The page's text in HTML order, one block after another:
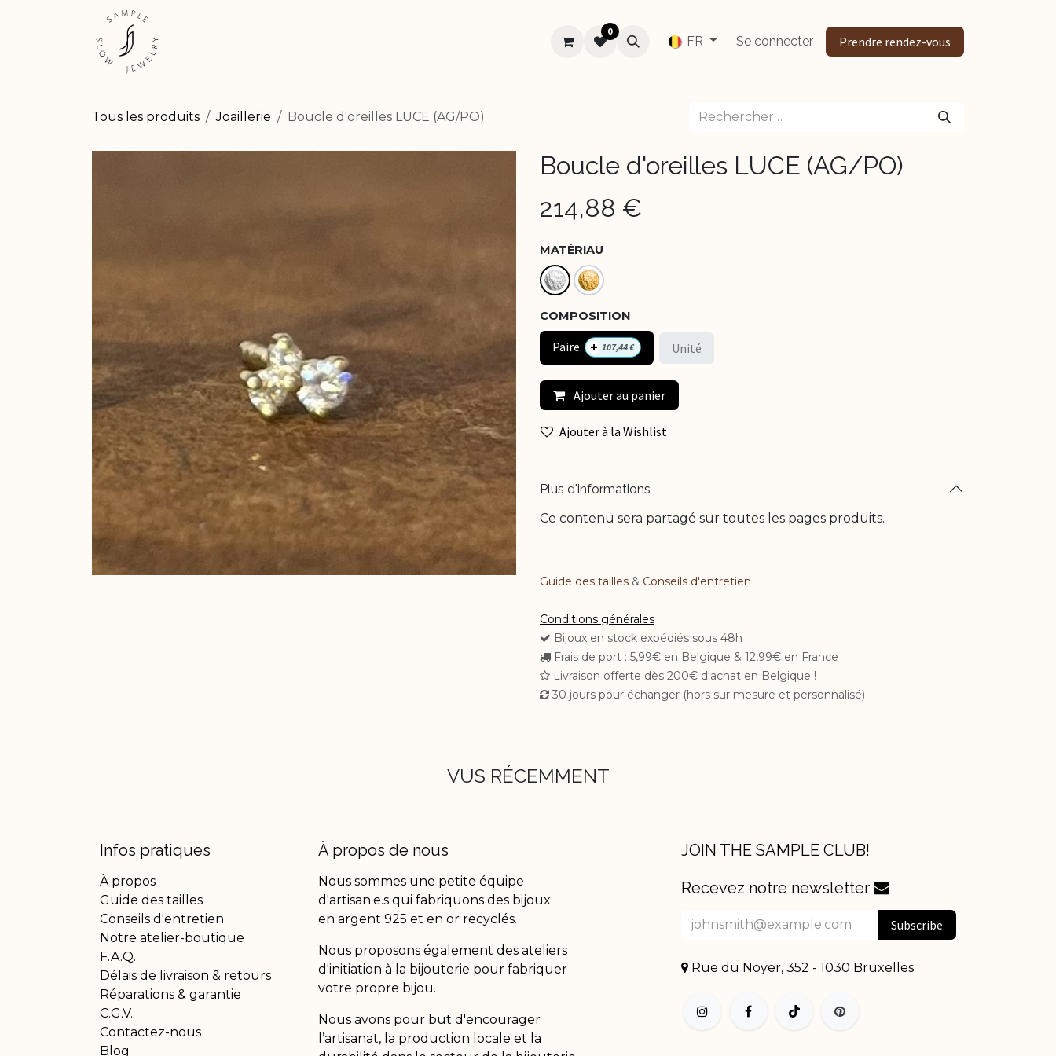
À PROPOS Aide
0
FR Se connecter Prendre rendez-vous
Tous les produits Joaillerie Boucle d'oreilles LUCE (AG/PO)
Boucle d'oreilles LUCE (AG/PO)
214,88 €
MATÉRIAU
COMPOSITION
Paire + 107,44€ Unité
Ajouter au panier
Ajouter à la Wishlist
Plus d'informations
Ce contenu sera partagé sur toutes les pages produits.
Guide des tailles & Conseils d'entretien​
Conditions générales
Bijoux en stock expédiés sous 48h
Frais de port : 5,99€ en Belgique & 12,99€ en France
Livraison offerte dès 200€ d'achat en Belgique !
30 jours pour échanger (hors sur mesure et personnalisé)
VUS RÉCEMMENT
Infos pratiques
À propos
Guide des tailles
Conseils d'entretien
Notre atelier-boutique
F.A.Q.
Délais de livraison & retours
Réparations & garantie
C.G.V.
Contactez-nous
Blog
À propos de nous
Nous sommes une petite équipe
d'artisan.e.s qui fabriquons des bijoux
en argent 925 et en or recyclés.
Nous proposons également des ateliers
d'initiation à la bijouterie pour fabriquer
votre propre bijou.
Nous avons pour but d'encourager
l’artisanat, la production locale et la
JOIN THE SAMPLE CLUB!
Recevez notre newsletter
Subscribe
Rue du Noyer, 352 - 1030 Bruxelles